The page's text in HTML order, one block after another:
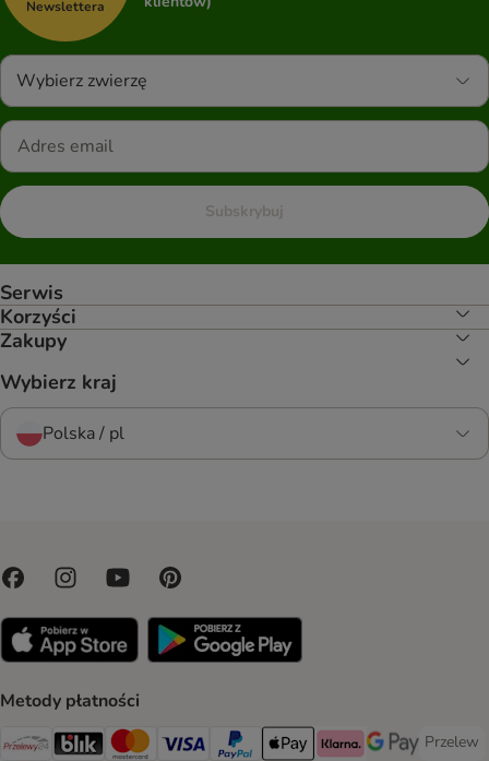
Newslettera
Wybierz zwierzę
Subskrybuj
Serwis
Korzyści
Zakupy
Wybierz kraj
Polska / pl
Metody płatności
Przelewy24 Payment Method
Blik Payment Method
MasterCard Payment Method
Visa Payment Method
PayPal Payment Method
Apple Pay Payment Method
Klarna Payment Method
Google Pay
Przelew
Przelew